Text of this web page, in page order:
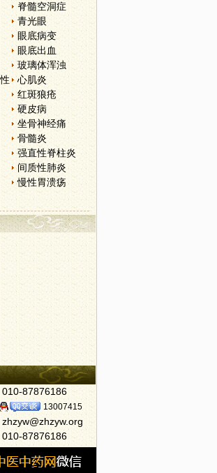
脊髓空洞症
青光眼
眼底病变
眼底出血
玻璃体浑浊
心肌炎
红斑狼疮
硬皮病
坐骨神经痛
骨髓炎
强直性脊柱炎
间质性肺炎
慢性胃溃疡
010-87876186
13007415
010-87876186